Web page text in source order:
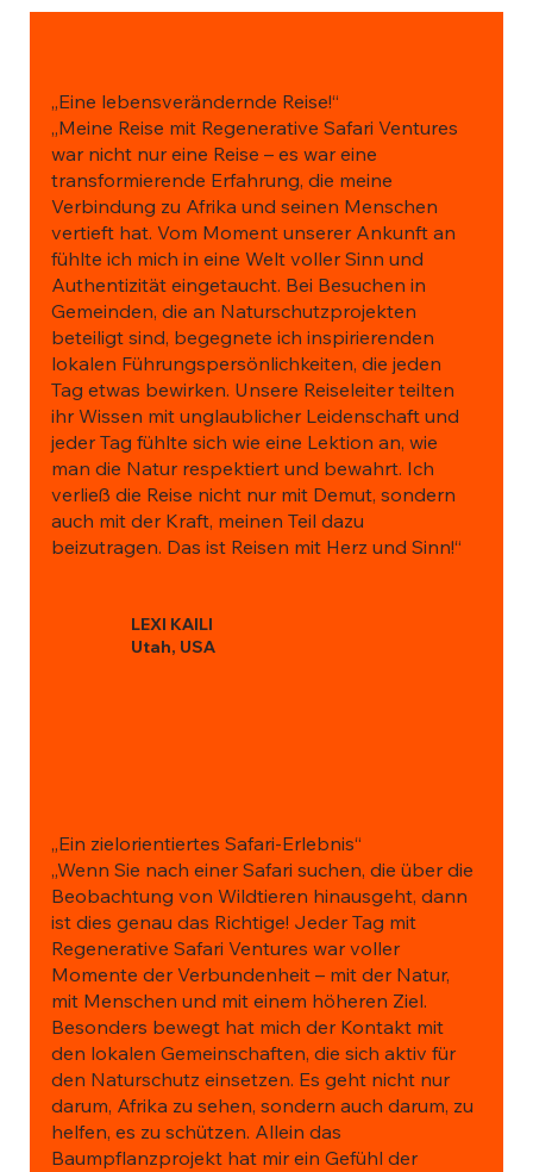
„Eine lebensverändernde Reise!“
„Meine Reise mit Regenerative Safari Ventures
war nicht nur eine Reise – es war eine
transformierende Erfahrung, die meine
Verbindung zu Afrika und seinen Menschen
vertieft hat. Vom Moment unserer Ankunft an
fühlte ich mich in eine Welt voller Sinn und
Authentizität eingetaucht. Bei Besuchen in
Gemeinden, die an Naturschutzprojekten
beteiligt sind, begegnete ich inspirierenden
lokalen Führungspersönlichkeiten, die jeden
Tag etwas bewirken. Unsere Reiseleiter teilten
ihr Wissen mit unglaublicher Leidenschaft und
jeder Tag fühlte sich wie eine Lektion an, wie
man die Natur respektiert und bewahrt. Ich
verließ die Reise nicht nur mit Demut, sondern
auch mit der Kraft, meinen Teil dazu
beizutragen. Das ist Reisen mit Herz und Sinn!“
LEXI KAILI
Utah, USA
„Ein zielorientiertes Safari-Erlebnis“
„Wenn Sie nach einer Safari suchen, die über die
Beobachtung von Wildtieren hinausgeht, dann
ist dies genau das Richtige! Jeder Tag mit
Regenerative Safari Ventures war voller
Momente der Verbundenheit – mit der Natur,
mit Menschen und mit einem höheren Ziel.
Besonders bewegt hat mich der Kontakt mit
den lokalen Gemeinschaften, die sich aktiv für
den Naturschutz einsetzen. Es geht nicht nur
darum, Afrika zu sehen, sondern auch darum, zu
helfen, es zu schützen. Allein das
Baumpflanzprojekt hat mir ein Gefühl der